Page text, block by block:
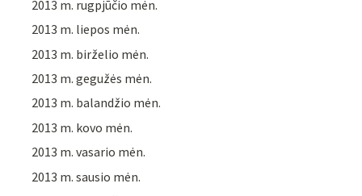
2013 m. rugpjūčio mėn.
2013 m. liepos mėn.
2013 m. birželio mėn.
2013 m. gegužės mėn.
2013 m. balandžio mėn.
2013 m. kovo mėn.
2013 m. vasario mėn.
2013 m. sausio mėn.